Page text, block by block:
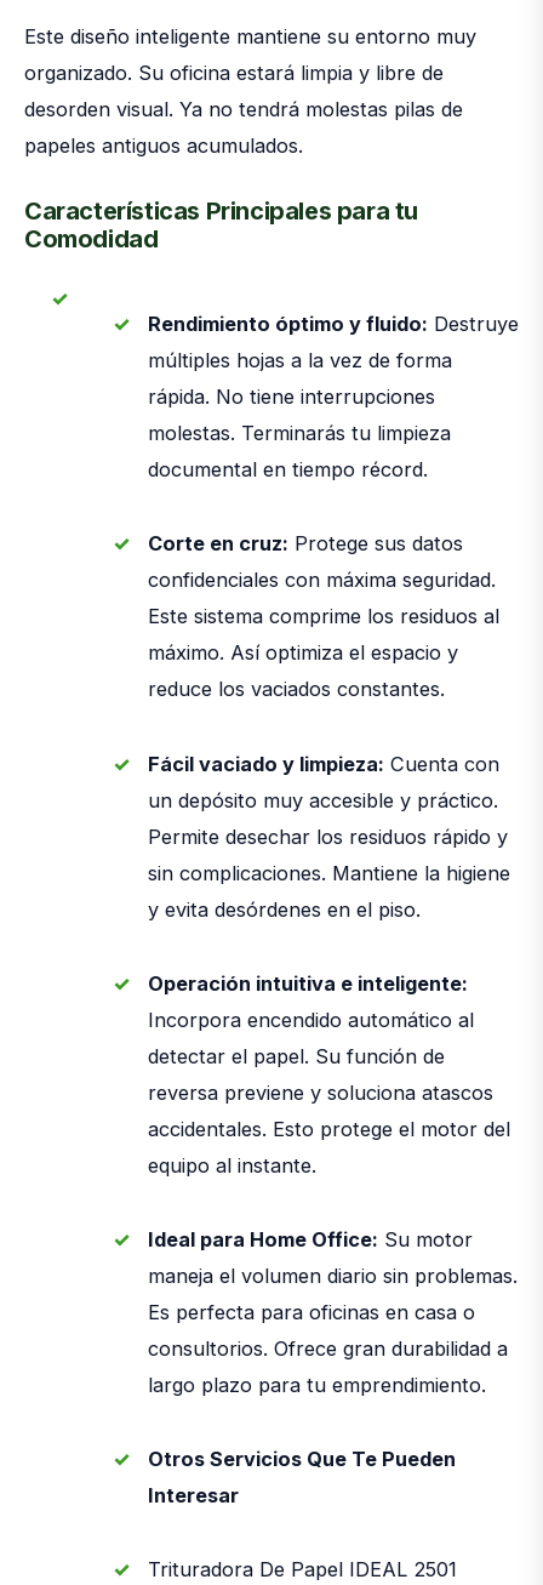
Este diseño inteligente mantiene su entorno muy
organizado. Su oficina estará limpia y libre de
desorden visual. Ya no tendrá molestas pilas de
papeles antiguos acumulados.
Características Principales para tu
Comodidad
Rendimiento óptimo y fluido: Destruye
múltiples hojas a la vez de forma
rápida. No tiene interrupciones
molestas. Terminarás tu limpieza
documental en tiempo récord.
Corte en cruz: Protege sus datos
confidenciales con máxima seguridad.
Este sistema comprime los residuos al
máximo. Así optimiza el espacio y
reduce los vaciados constantes.
Fácil vaciado y limpieza: Cuenta con
un depósito muy accesible y práctico.
Permite desechar los residuos rápido y
sin complicaciones. Mantiene la higiene
y evita desórdenes en el piso.
Operación intuitiva e inteligente:
Incorpora encendido automático al
detectar el papel. Su función de
reversa previene y soluciona atascos
accidentales. Esto protege el motor del
equipo al instante.
Ideal para Home Office: Su motor
maneja el volumen diario sin problemas.
Es perfecta para oficinas en casa o
consultorios. Ofrece gran durabilidad a
largo plazo para tu emprendimiento.
Otros Servicios Que Te Pueden
Interesar
Trituradora De Papel IDEAL 2501